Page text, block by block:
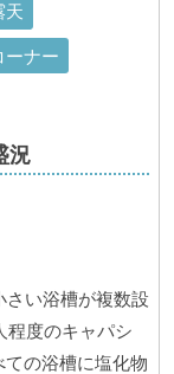
天
ーナー
況
さい浴槽が複数設
程度のキャパシ
の浴槽に塩化物